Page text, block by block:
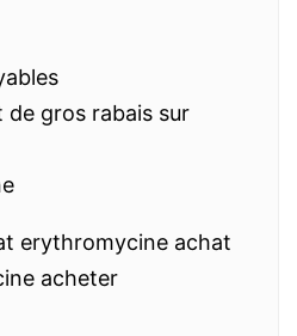
de gros rabais sur
erythromycine achat
acheter